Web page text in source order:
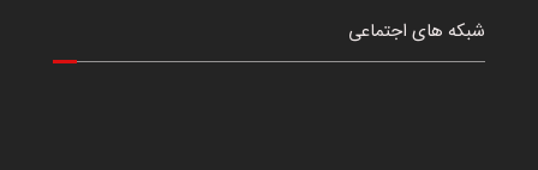
شبکه های اجتماعی